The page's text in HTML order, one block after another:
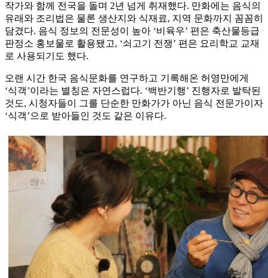
작가와 함께 전국을 돌며 2년 넘게 취재했다. 만화에는 음식의
유래와 조리법은 물론 생산지와 식재료, 지역 문화까지 꼼꼼히
담겼다. 음식 정보의 전문성이 높아 ‘비육우’ 편은 축산물등급
판정소 홍보물로 활용됐고, ‘쇠고기 전쟁’ 편은 요리학교 교재
로 사용되기도 했다.
오랜 시간 한국 음식문화를 연구하고 기록해온 허영만에게
‘식객’이라는 별칭은 자연스럽다. ‘백반기행’ 진행자로 발탁된
것도, 시청자들이 그를 단순한 만화가가 아닌 음식 전문가이자
‘식객’으로 받아들인 것도 같은 이유다.